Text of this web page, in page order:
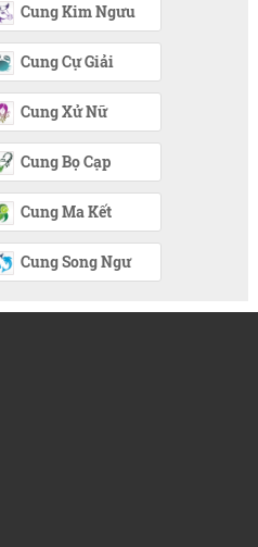
Cung Kim Ngưu
Cung Cự Giải
Cung Xử Nữ
Cung Bọ Cạp
Cung Ma Kết
Cung Song Ngư